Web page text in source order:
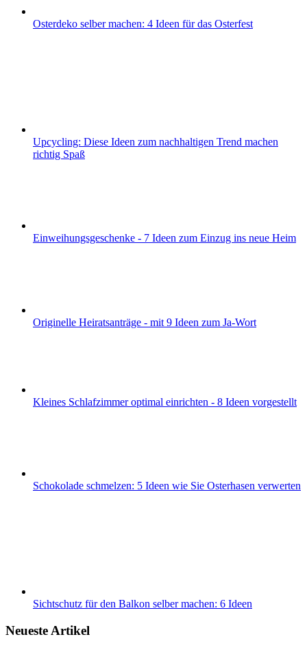
Osterdeko selber machen: 4 Ideen für das Osterfest
Upcycling: Diese Ideen zum nachhaltigen Trend machen
richtig Spaß
Einweihungsgeschenke - 7 Ideen zum Einzug ins neue Heim
Originelle Heiratsanträge - mit 9 Ideen zum Ja-Wort
Kleines Schlafzimmer optimal einrichten - 8 Ideen vorgestellt
Schokolade schmelzen: 5 Ideen wie Sie Osterhasen verwerten
Sichtschutz für den Balkon selber machen: 6 Ideen
Neueste Artikel